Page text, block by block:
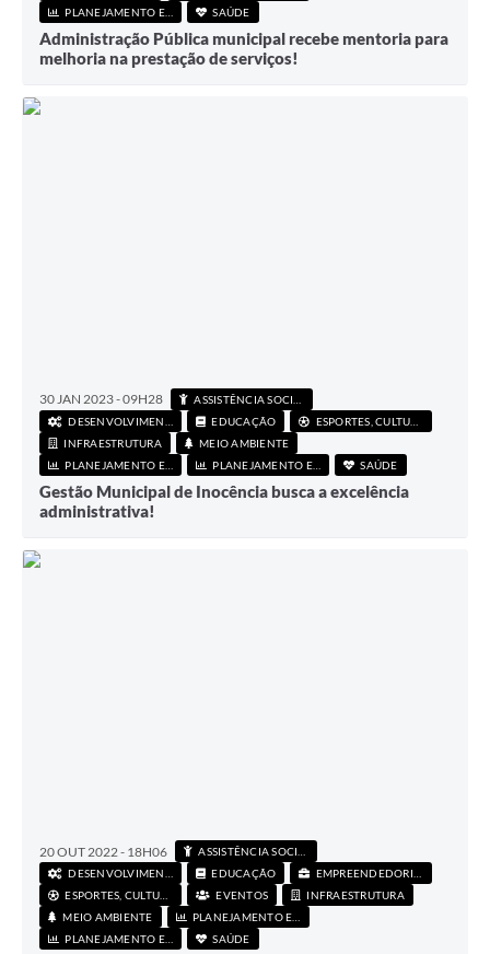
PLANEJAMENTO E FINANÇAS
SAÚDE
Administração Pública municipal recebe mentoria para
melhoria na prestação de serviços!
30 JAN 2023 - 09H28
ASSISTÊNCIA SOCIAL
DESENVOLVIMENTO ECONÔMICO
EDUCAÇÃO
ESPORTES, CULTURA E LAZER
INFRAESTRUTURA
MEIO AMBIENTE
PLANEJAMENTO E FINANÇAS
PLANEJAMENTO E FINANÇAS SAÚDE
Gestão Municipal de Inocência busca a excelência
administrativa!
20 OUT 2022 - 18H06
ASSISTÊNCIA SOCIAL
DESENVOLVIMENTO ECONÔMICO
EDUCAÇÃO
EMPREENDEDORISMO
ESPORTES, CULTURA E LAZER
EVENTOS
INFRAESTRUTURA
MEIO AMBIENTE
PLANEJAMENTO E FINANÇAS
PLANEJAMENTO E FINANÇAS
SAÚDE